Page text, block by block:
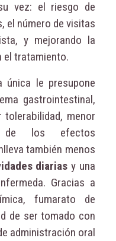
vez: el riesgo de
el número de visitas
y mejorando la
el tratamiento.
única le presupone
gastrointestinal,
tolerabilidad, menor
de los efectos
también menos
diarias y una
Gracias a
fumarato de
de ser tomado con
administración oral